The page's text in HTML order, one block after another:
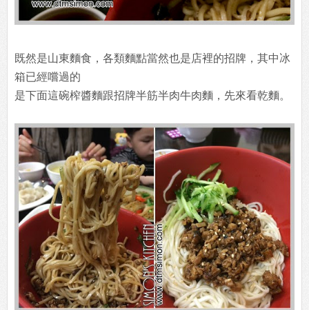
既然是山東麵食，各類麵點當然也是店裡的招牌，其中冰
箱已經嚐過的
是下面這碗榨醬麵跟招牌半筋半肉牛肉麵，先來看乾麵。